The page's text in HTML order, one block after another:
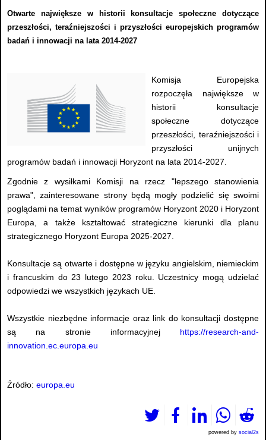
Otwarte największe w historii konsultacje społeczne dotyczące
przeszłości, teraźniejszości i przyszłości europejskich programów
badań i innowacji na lata 2014-2027
Komisja Europejska
rozpoczęła największe w
historii konsultacje
społeczne dotyczące
przeszłości, teraźniejszości i
przyszłości unijnych
programów badań i innowacji Horyzont na lata 2014-2027.
Zgodnie z wysiłkami Komisji na rzecz "lepszego stanowienia
prawa", zainteresowane strony będą mogły podzielić się swoimi
poglądami na temat wyników programów Horyzont 2020 i Horyzont
Europa, a także kształtować strategiczne kierunki dla planu
strategicznego Horyzont Europa 2025-2027.
Konsultacje są otwarte i dostępne w języku angielskim, niemieckim
i francuskim do 23 lutego 2023 roku. Uczestnicy mogą udzielać
odpowiedzi we wszystkich językach UE.
Wszystkie niezbędne informacje oraz link do konsultacji dostępne
są na stronie informacyjnej https://research-and-
innovation.ec.europa.eu
Źródło: europa.eu
powered by social2s